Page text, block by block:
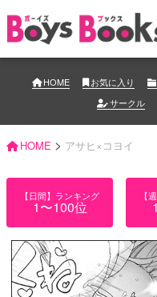
HOME お気に入り
サークル
HOME > アサヒ×コヨイ
【日間】ランキング
1〜100位
【